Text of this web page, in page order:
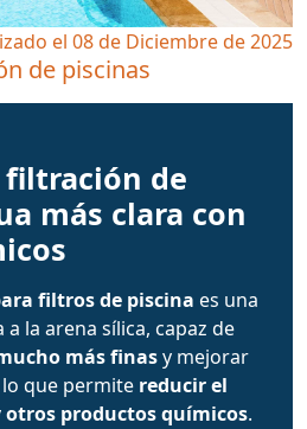
el 08 de Diciembre de 2025
de piscinas
de
más clara con
filtros de piscina es una
la arena sílica, capaz de
más finasy mejorar
que permite reducir el
otros productos químicos.